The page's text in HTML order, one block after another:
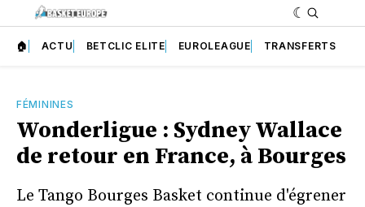
🏠 ACTU BETCLIC ELITE EUROLEAGUE TRANSFERTS
FÉMININES
Wonderligue : Sydney Wallace
de retour en France, à Bourges
Le Tango Bourges Basket continue d'égrener